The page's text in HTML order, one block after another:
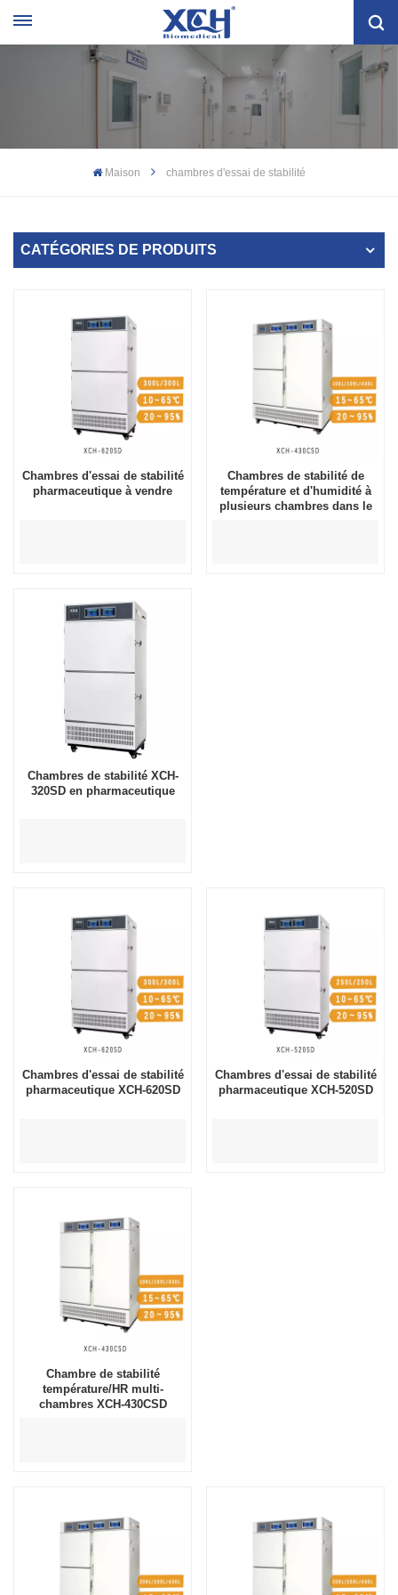
Maison chambres d'essai de stabilité
CATÉGORIES DE PRODUITS
Chambres d'essai de stabilité
pharmaceutique à vendre
Chambres de stabilité de
température et d'humidité à
plusieurs chambres dans le
Chambres de stabilité XCH-
320SD en pharmaceutique
Chambres d'essai de stabilité
pharmaceutique XCH-620SD
Chambres d'essai de stabilité
pharmaceutique XCH-520SD
Chambre de stabilité
température/HR multi-
chambres XCH-430CSD